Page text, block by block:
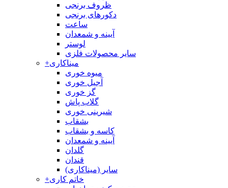
ظروف برنجی
دکورهای برنجی
ساعت
آیینه و شمعدان
لوستر
سایر محصولات فلزی
+میناکاری
میوه خوری
آجیل خوری
گز خوری
گلاب پاش
شیرینی خوری
بشقاب
کاسه و بشقاب
آیینه و شمعدان
گلدان
قندان
سایر (میناکاری)
+خاتم کاری